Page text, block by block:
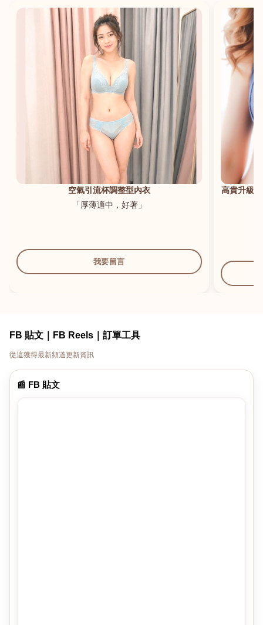
空氣引流杯調整型內衣
「厚薄適中，好著」
我要留言
高貴升級
FB 貼文｜FB Reels｜訂單工具
從這獲得最新頻道更新資訊
📰 FB 貼文
港澳中文
English